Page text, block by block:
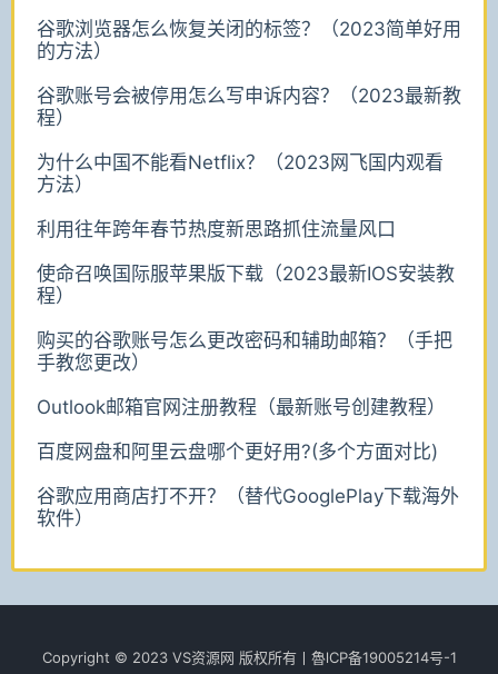
谷歌浏览器怎么恢复关闭的标签？（2023简单好用
的方法）
谷歌账号会被停用怎么写申诉内容？（2023最新教
程）
为什么中国不能看Netflix？（2023网飞国内观看
方法）
利用往年跨年春节热度新思路抓住流量风口
使命召唤国际服苹果版下载（2023最新IOS安装教
程）
购买的谷歌账号怎么更改密码和辅助邮箱？（手把
手教您更改）
Outlook邮箱官网注册教程（最新账号创建教程）
百度网盘和阿里云盘哪个更好用?(多个方面对比)
谷歌应用商店打不开？（替代GooglePlay下载海外
软件）
Copyright © 2023 VS资源网 版权所有丨魯lCР­­­­­­备19005214号-1